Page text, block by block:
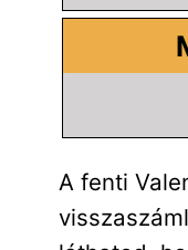
A fenti